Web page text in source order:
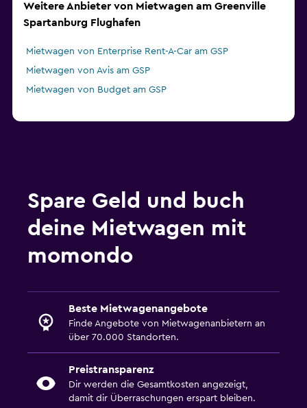
Weitere Anbieter von Mietwagen am Greenville
Spartanburg Flughafen
Mietwagen von Enterprise Rent-A-Car am GSP
Mietwagen von Avis am GSP
Mietwagen von Budget am GSP
Spare Geld und buch
deine Mietwagen mit
momondo
Beste Mietwagenangebote
Finde Angebote von Mietwagenanbietern an
über 70.000 Standorten.
Preistransparenz
Dir werden die Gesamtkosten angezeigt,
damit dir Überraschungen erspart bleiben.